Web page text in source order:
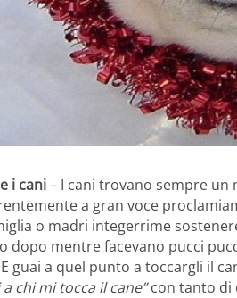
i cani– I cani trovano sempre
a gran voce
o madri integerrime
dopo mentre facevano pucci
E guai a quel punto a toccargli il
a chi mi tocca il cane”con tanto di